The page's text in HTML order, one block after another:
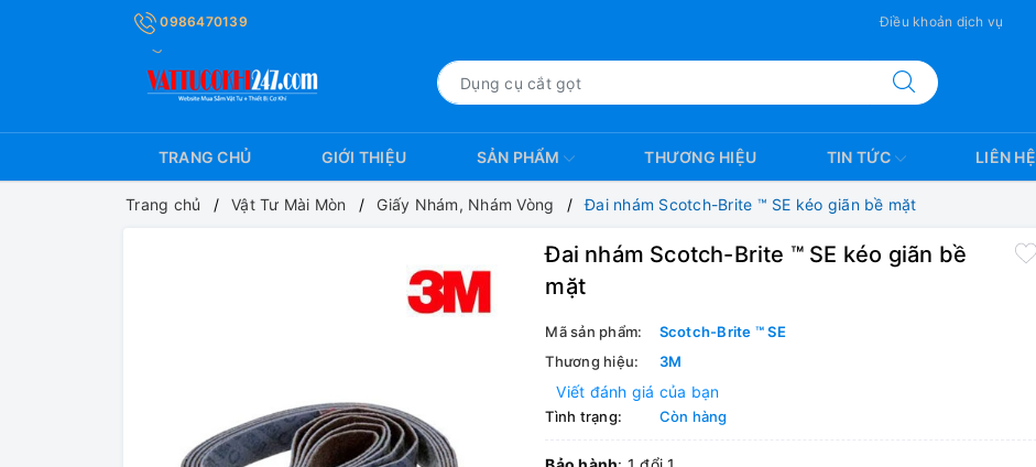
0986470139 Điều khoản dịch vụ
TRANG CHỦ GIỚI THIỆU SẢN PHẨM THƯƠNG HIỆU TIN TỨC LIÊN HỆ
Trang chủ Vật Tư Mài Mòn Giấy Nhám, Nhám Vòng Đai nhám Scotch-Brite ™ SE kéo giãn bề mặt
Đai nhám Scotch-Brite ™ SE kéo giãn bề
mặt
Mã sản phẩm:
Scotch-Brite ™ SE
Thương hiệu:
3M
Viết đánh giá của bạn
Tình trạng: Còn hàng